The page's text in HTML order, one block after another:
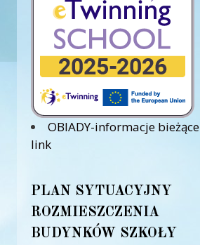
OBIADY-informacje bieżące
link
PLAN SYTUACYJNY
ROZMIESZCZENIA
BUDYNKÓW SZKOŁY